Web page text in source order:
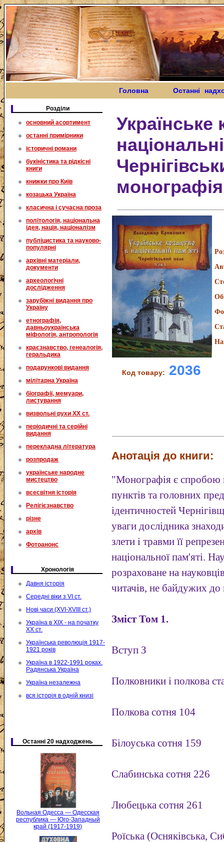
Головна Останні
Розділи
основний асортимент
останні примірники
історичні романи
букіністика та рідкісні
книги
книжки про Київ
козацька Україна
класична і сучасна проза
політологія, національна
ідея, нація, націоналізм
публіцистика та науково-
популярні
архівні матеріали,
документи
археологічні
дослідження
зарубіжні видання про
Україну
етнографія,
давньоукраїнська
міфологія, антропологія
краєзнавство, генеалогія,
геральдика
подарункові видання
мілітарна Україна
біографії, мемуари,
листування
визвольні рухи XX ст.
періодичні та серійні
видання
перекладна література
розпродаж
українське народне
мистецтво
всесвітня історія
Релігієзнавство
різне
архів
Фотоанонс
Хронологія
Давня історія
Середні віки з VI ст.
Нові часи (XVI-XVIII ст.)
Україна в XIX - на початку
XX ст.
Українська революція 1917-
1921 років
Україна в 1922-1991 роках.
Радянська Україна
Україна незалежна
вся історія в одній книзі
Останні 20 надходжень
Вольная Одесса — Одесская
республика — Юго-Западный
край (1917-1919)
Українське
Код товару: 2036
Анотація до книги:
"Монографія є спробою
пунктів та головних
ідентичностей
уваги дослідника
злети і травми її
національної пам'яті.
розраховане на
читачів, не байдужих
Зміст Том 1.
Вступ З
Полковники і полкова
Полкова сотня 104
Білоуська сотня 159
Слабинська сотня 226
Любецька сотня 261
Роїська (Осняківська,